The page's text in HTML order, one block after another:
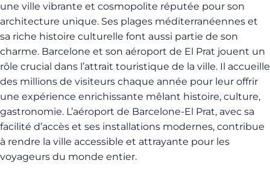
une ville vibrante et cosmopolite réputée pour son
architecture unique. Ses plages méditerranéennes et
sa riche histoire culturelle font aussi partie de son
charme. Barcelone et son aéroport de El Prat jouent un
rôle crucial dans l’attrait touristique de la ville. Il accueille
des millions de visiteurs chaque année pour leur offrir
une expérience enrichissante mêlant histoire, culture,
gastronomie. L’aéroport de Barcelone-El Prat, avec sa
facilité d’accès et ses installations modernes, contribue
à rendre la ville accessible et attrayante pour les
voyageurs du monde entier.